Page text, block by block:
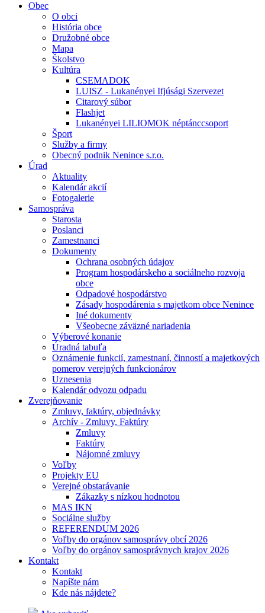
Obec
O obci
História obce
Družobné obce
Mapa
Školstvo
Kultúra
CSEMADOK
LUISZ - Lukanényei Ifjúsági Szervezet
Citarový súbor
Flashjet
Lukanényei LILIOMOK néptánccsoport
Šport
Služby a firmy
Obecný podnik Nenince s.r.o.
Úrad
Aktuality
Kalendár akcií
Fotogalerie
Samospráva
Starosta
Poslanci
Zamestnanci
Dokumenty
Ochrana osobných údajov
Program hospodárskeho a sociálneho rozvoja
obce
Odpadové hospodárstvo
Zásady hospodárenia s majetkom obce Nenince
Iné dokumenty
Všeobecne záväzné nariadenia
Výberové konanie
Úradná tabuľa
Oznámenie funkcií, zamestnaní, činností a majetkových
pomerov verejných funkcionárov
Uznesenia
Kalendár odvozu odpadu
Zverejňovanie
Zmluvy, faktúry, objednávky
Archív - Zmluvy, Faktúry
Zmluvy
Faktúry
Nájomné zmluvy
Voľby
Projekty EU
Verejné obstarávanie
Zákazky s nízkou hodnotou
MAS IKN
Sociálne služby
REFERENDUM 2026
Voľby do orgánov samosprávy obcí 2026
Voľby do orgánov samosprávnych krajov 2026
Kontakt
Kontakt
Napíšte nám
Kde nás nájdete?